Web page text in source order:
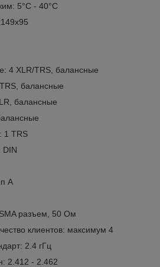
5°C - 40°C
4 XLR/TRS, балансные
балансные
балансные
1 TRS
DIN
A
разъем, 50 Ом
клиентов: максимум 4
2.4 гГц
2.412 - 2.462